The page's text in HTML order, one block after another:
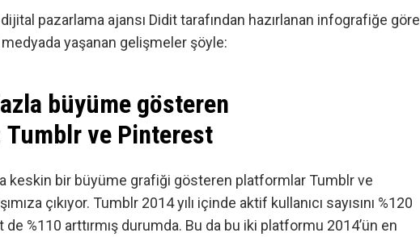
pazarlama ajansı Didittarafından hazırlanan infografiğe göre
medyada yaşanan gelişmeler şöyle:
büyüme gösteren
ve Pinterest
keskin bir büyüme grafiği gösteren platformlar Tumblrve
çıkıyor. Tumblr 2014 yılı içinde aktif kullanıcı sayısını %120
de %110 arttırmış durumda. Bu da bu iki platformu 2014’ün en